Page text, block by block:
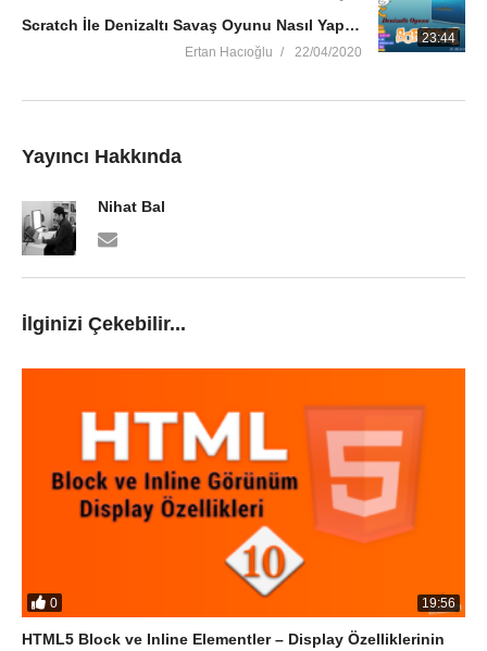
23:44
Scratch İle Denizaltı Savaş Oyunu Nasıl Yapılır?
Ertan Hacıoğlu 22/04/2020
Yayıncı Hakkında
Nihat Bal
İlginizi Çekebilir...
0 19:56
HTML5 Block ve Inline Elementler – Display Özelliklerinin